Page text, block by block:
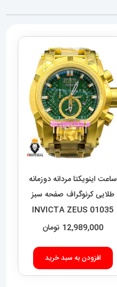
ساعت اینویکتا مردانه دوزمانه
طلایی کرنوگراف صفحه سبز
01035 INVICTA ZEUS
12,989,000 تومان
افزودن به سبد خرید